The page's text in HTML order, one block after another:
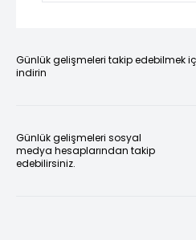
Günlük gelişmeleri takip edebilmek
indirin
Günlük gelişmeleri sosyal
medya hesaplarından takip
edebilirsiniz.